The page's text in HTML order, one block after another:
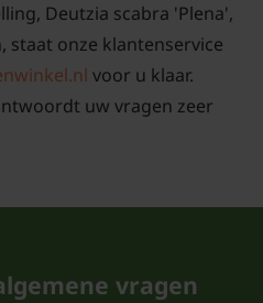
Deutzia scabra 'Plena',
staat onze klantenservice
voor u klaar.
uw vragen zeer
vragen